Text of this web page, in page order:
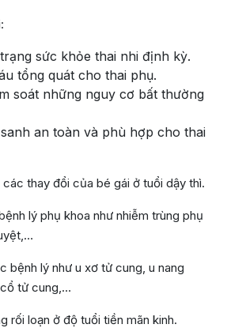
sức khỏe thai nhi định kỳ.
tổng quát cho thai phụ.
soát những nguy cơ bất thường
an toàn và phù hợp cho thai
thay đổi của bé gái ở tuổi dậy thì.
lý phụ khoa như nhiễm trùng phụ
bệnh lý như u xơ tử cung, u nang
tử cung,…
rối loạn ở độ tuổi tiền mãn kinh.